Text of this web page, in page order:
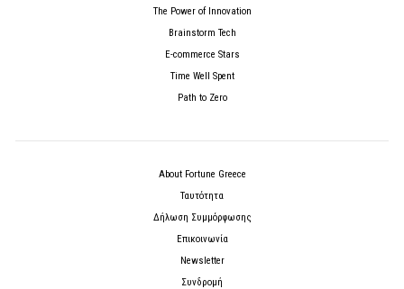
The Power of Innovation
Brainstorm Tech
E-commerce Stars
Time Well Spent
Path to Zero
About Fortune Greece
Ταυτότητα
Δήλωση Συμμόρφωσης
Επικοινωνία
Newsletter
Συνδρομή